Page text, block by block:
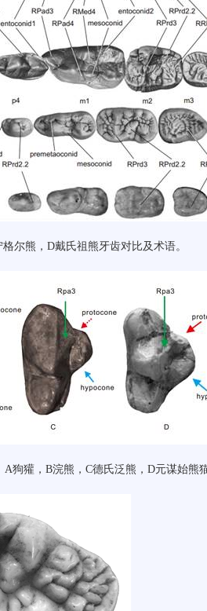
尔熊， D戴氏祖熊牙齿对比及术语。
A狗獾，B浣熊，C德氏泛熊，D元谋始熊